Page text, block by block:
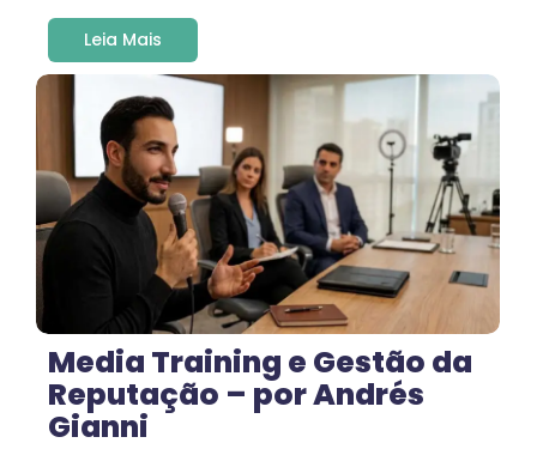
Leia Mais
Media Training e Gestão da
Reputação – por Andrés
Gianni